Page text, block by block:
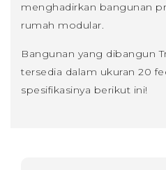
menghadirkan bangunan
rumah modular.
Bangunan yang dibangun
tersedia dalam ukuran 20
spesifikasinya berikut ini!